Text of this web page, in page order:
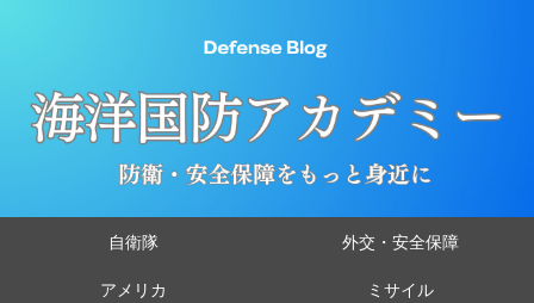
自衛隊
外交・安全保障
アメリカ
ミサイル